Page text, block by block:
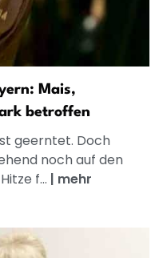
Mais,
betroffen
geerntet. Doch
noch auf den
f... | mehr